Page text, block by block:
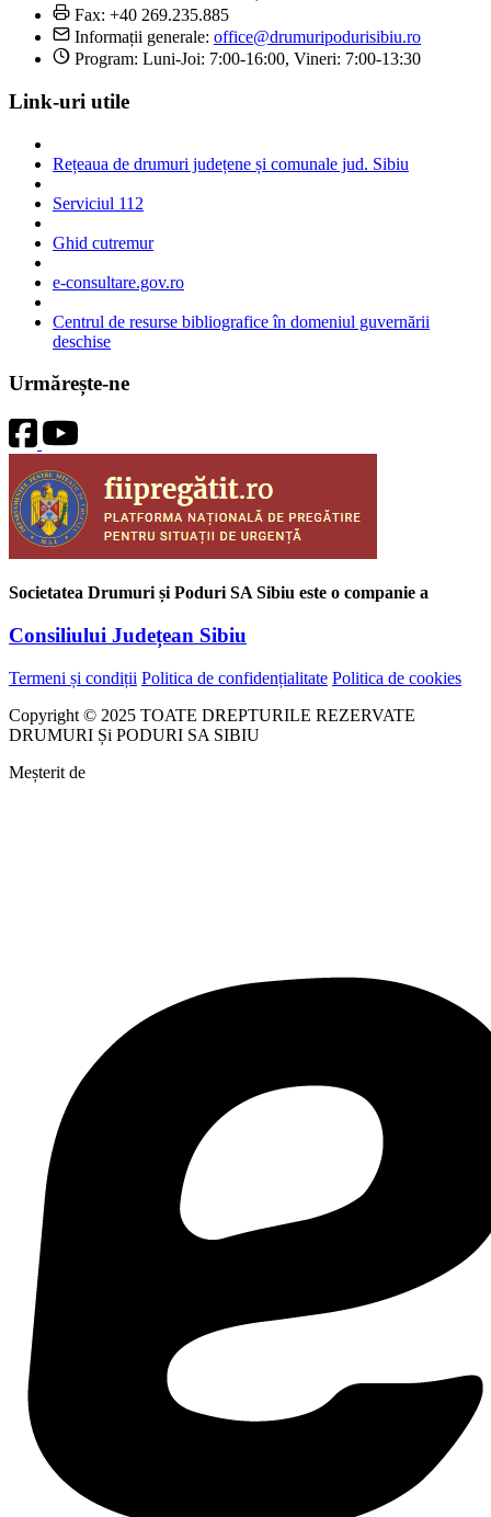
Fax: +40 269.235.885
Informații generale: office@drumuripodurisibiu.ro
Program: Luni-Joi: 7:00-16:00, Vineri: 7:00-13:30
Link-uri utile
Rețeaua de drumuri județene și comunale jud. Sibiu
Serviciul 112
Ghid cutremur
e-consultare.gov.ro
Centrul de resurse bibliografice în domeniul guvernării
deschise
Urmărește-ne
Societatea Drumuri și Poduri SA Sibiu este o companie a
Consiliului Județean Sibiu
Termeni și condiții Politica de confidențialitate Politica de cookies
Copyright © 2025 TOATE DREPTURILE REZERVATE
DRUMURI Și PODURI SA SIBIU
Meșterit de